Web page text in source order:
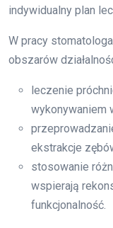
indywidualny plan
W pracy
obszarów
leczenie
wykonywaniem
ekstrakcje
stosowanie
wspierają
funkcjonalność.